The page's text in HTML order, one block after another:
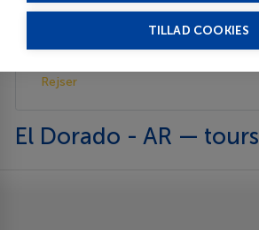
TILLAD COOKIES
Beskrivelse
Rejser
El Dorado - AR — tours